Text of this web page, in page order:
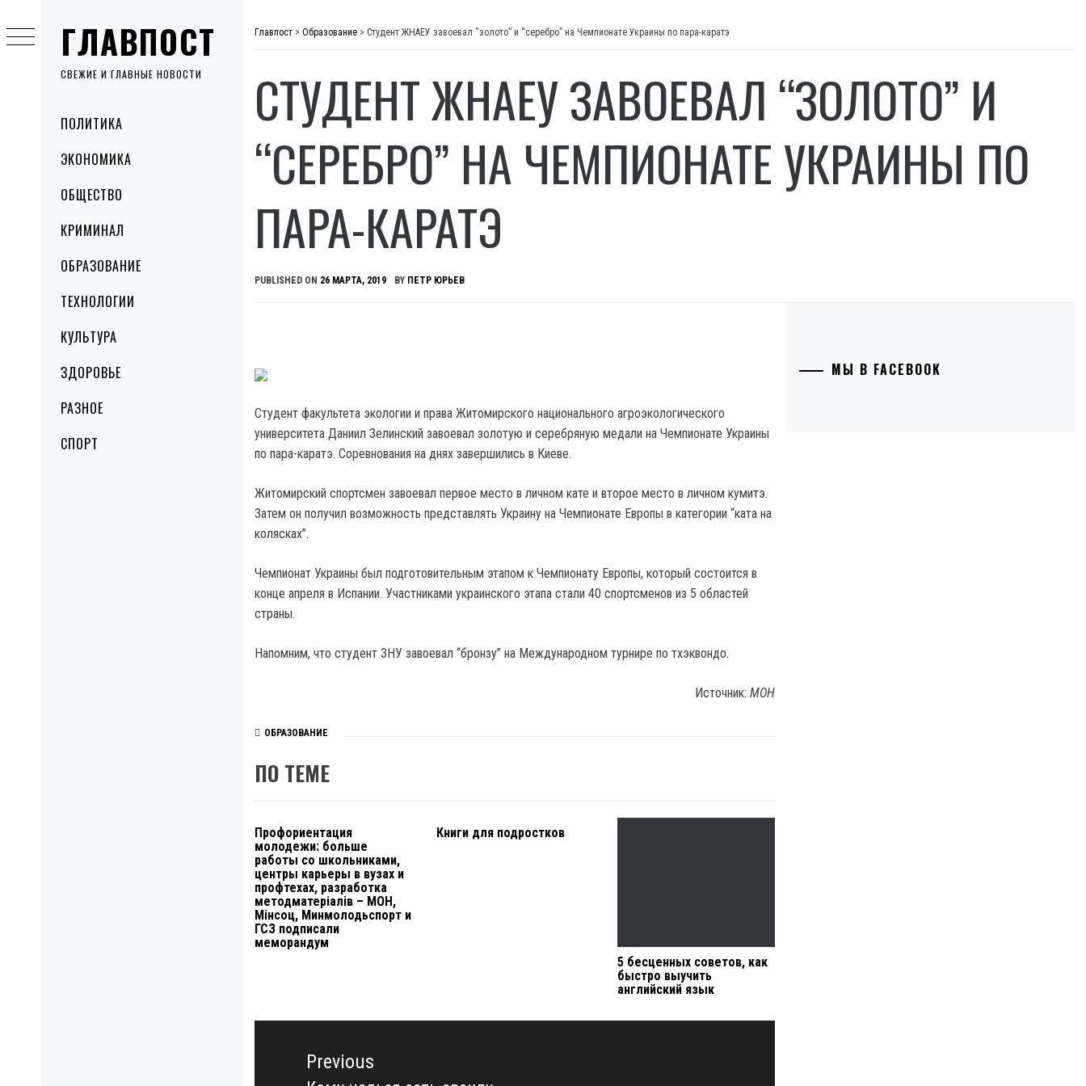
ГЛАВПОСТ
СВЕЖИЕ И ГЛАВНЫЕ НОВОСТИ
MenuПОЛИТИКА
ЭКОНОМИКА
ОБЩЕСТВО
КРИМИНАЛ
ОБРАЗОВАНИЕ
ТЕХНОЛОГИИ
КУЛЬТУРА
ЗДОРОВЬЕ
РАЗНОЕ
СПОРТ
to
content
Главпост > Образование > Студент ЖНАЕУ завоевал “золото” и “серебро” на Чемпионате Украины по пара-каратэ
СТУДЕНТ ЖНАЕУ ЗАВОЕВАЛ “ЗОЛОТО” И
“СЕРЕБРО” НА ЧЕМПИОНАТЕ УКРАИНЫ ПО
ПАРА-КАРАТЭ
PUBLISHED ON 26 МАРТА, 2019 BY ПЕТР ЮРЬЕВ
Студент факультета экологии и права Житомирского национального агроэкологического
университета Даниил Зелинский завоевал золотую и серебряную медали на Чемпионате Украины
по пара-каратэ. Соревнования на днях завершились в Киеве.
Житомирский спортсмен завоевал первое место в личном кате и второе место в личном кумитэ.
Затем он получил возможность представлять Украину на Чемпионате Европы в категории “ката на
колясках”.
Чемпионат Украины был подготовительным этапом к Чемпионату Европы, который состоится в
конце апреля в Испании. Участниками украинского этапа стали 40 спортсменов из 5 областей
страны.
Напомним, что студент ЗНУ завоевал “бронзу” на Международном турнире по тхэквондо.
Источник:МОН
ОБРАЗОВАНИЕ
ПО ТЕМЕ
Профориентация
молодежи: больше
работы со школьниками,
центры карьеры в вузах и
профтехах, разработка
методматеріалів – МОН,
Мінсоц, Минмолодьспорт и
ГСЗ подписали
меморандум
Книги для подростков
5 бесценных советов, как
быстро выучить
английский язык
Навигация
записямPrevious
МЫ В FACEBOOK